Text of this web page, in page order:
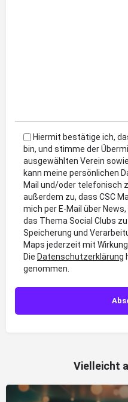
Hiermit bestätige ich,
bin, und stimme der
ausgewählten Verein
kann meine persönlichen
Mail und/oder telefonisch
außerdem zu, dass CSC
mich per E-Mail über
das Thema Social Clubs
Speicherung und
Maps jederzeit mit
Die Datenschutzerklärung
genommen.
Vielleicht